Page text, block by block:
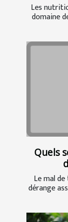
Les
domaine
Quels
Le mal
dérange